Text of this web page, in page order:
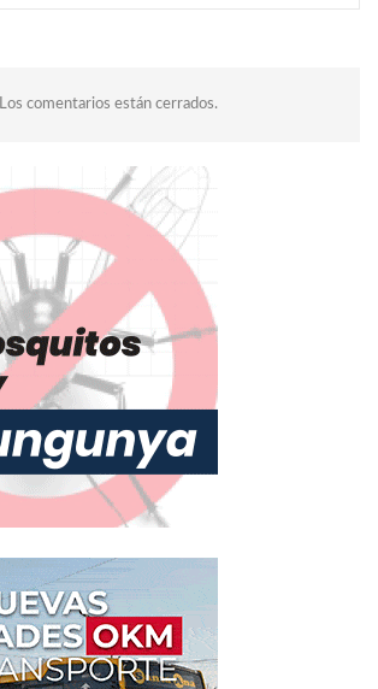
Los comentarios están cerrados.